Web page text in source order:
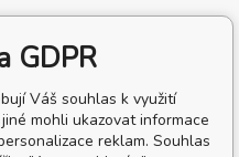
GDPR
Váš souhlas k využití
mohli ukazovat informace
reklam. Souhlas